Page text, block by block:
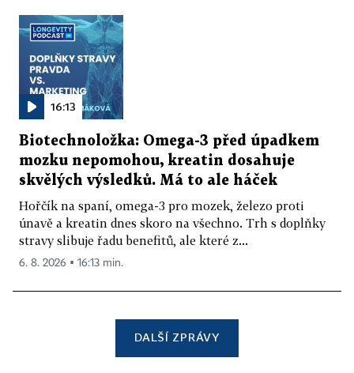
16:13
Biotechnoložka: Omega-3 před úpadkem
mozku nepomohou, kreatin dosahuje
skvělých výsledků. Má to ale háček
Hořčík na spaní, omega-3 pro mozek, železo proti
únavě a kreatin dnes skoro na všechno. Trh s doplňky
stravy slibuje řadu benefitů, ale které z...
6. 8. 2026 ▪ 16:13 min.
DALŠÍ ZPRÁVY